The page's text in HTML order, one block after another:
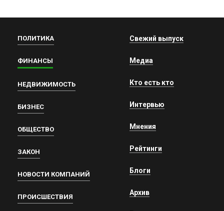
ПОЛИТИКА
ФИНАНСЫ
НЕДВИЖИМОСТЬ
БИЗНЕС
ОБЩЕСТВО
ЗАКОН
НОВОСТИ КОМПАНИЙ
ПРОИСШЕСТВИЯ
Свежий выпуск
Медиа
Кто есть кто
Интервью
Мнения
Рейтинги
Блоги
Архив